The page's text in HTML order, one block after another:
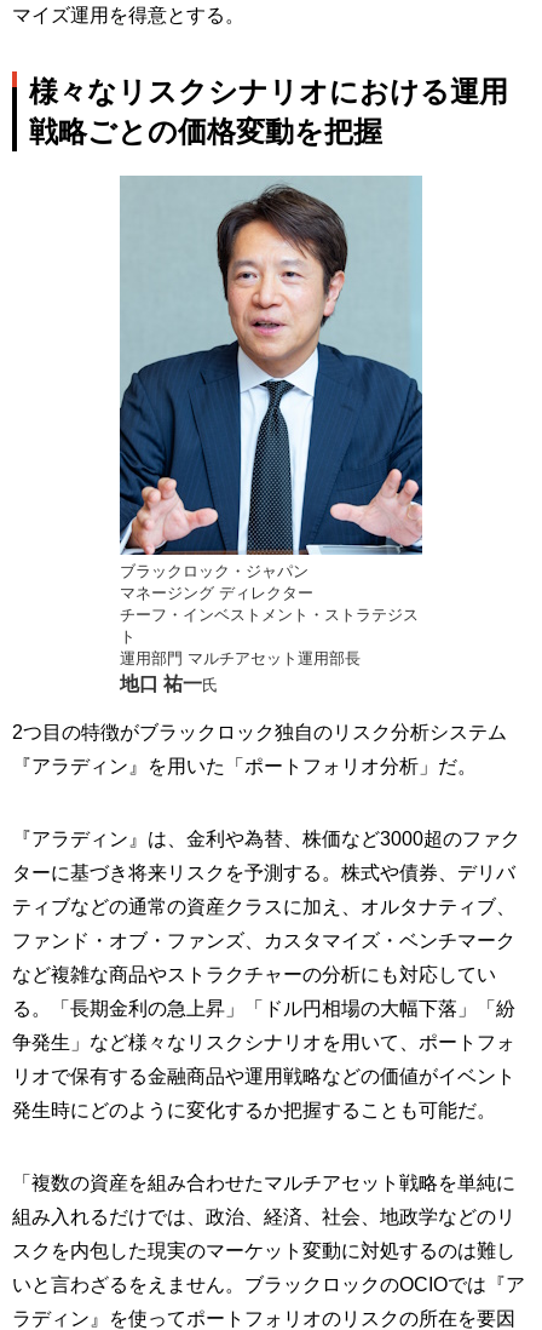
マイズ運用を得意とする。
様々なリスクシナリオにおける運用
戦略ごとの価格変動を把握
ブラックロック・ジャパン
マネージング ディレクター
チーフ・インベストメント・ストラテジス
ト
運用部門 マルチアセット運用部長
地口 祐一氏
2つ目の特徴がブラックロック独自のリスク分析システム
『アラディン』を用いた「ポートフォリオ分析」だ。
『アラディン』は、金利や為替、株価など3000超のファク
ターに基づき将来リスクを予測する。株式や債券、デリバ
ティブなどの通常の資産クラスに加え、オルタナティブ、
ファンド・オブ・ファンズ、カスタマイズ・ベンチマーク
など複雑な商品やストラクチャーの分析にも対応してい
る。「長期金利の急上昇」「ドル円相場の大幅下落」「紛
争発生」など様々なリスクシナリオを用いて、ポートフォ
リオで保有する金融商品や運用戦略などの価値がイベント
発生時にどのように変化するか把握することも可能だ。
「複数の資産を組み合わせたマルチアセット戦略を単純に
組み入れるだけでは、政治、経済、社会、地政学などのリ
スクを内包した現実のマーケット変動に対処するのは難し
いと言わざるをえません。ブラックロックのOCIOでは『ア
ラディン』を使ってポートフォリオのリスクの所在を要因